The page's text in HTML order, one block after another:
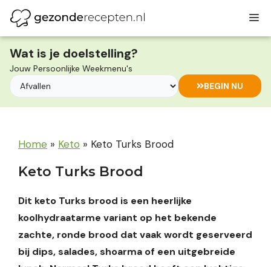
naar
de
inhoud
Wat is je doelstelling?
Jouw Persoonlijke Weekmenu's
BEGIN NU
Home » Keto » Keto Turks Brood
Keto Turks Brood
Dit keto Turks brood is een heerlijke
koolhydraatarme variant op het bekende
zachte, ronde brood dat vaak wordt geserveerd
bij dips, salades, shoarma of een uitgebreide